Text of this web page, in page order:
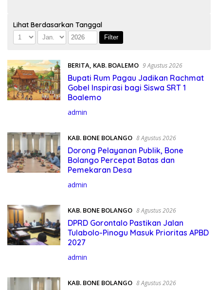
Lihat Berdasarkan Tanggal
BERITA, KAB. BOALEMO 9 Agustus 2026
Bupati Rum Pagau Jadikan Rachmat
Gobel Inspirasi bagi Siswa SRT 1
Boalemo
admin
KAB. BONE BOLANGO 8 Agustus 2026
Dorong Pelayanan Publik, Bone
Bolango Percepat Batas dan
Pemekaran Desa
admin
KAB. BONE BOLANGO 8 Agustus 2026
DPRD Gorontalo Pastikan Jalan
Tulabolo-Pinogu Masuk Prioritas APBD
2027
admin
KAB. BONE BOLANGO 8 Agustus 2026